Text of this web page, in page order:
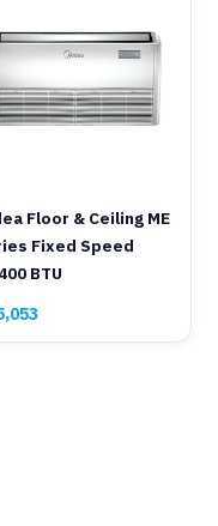
Floor & Ceiling ME
Fixed Speed
BTU